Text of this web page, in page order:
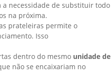
a necessidade de substituir todo
na próxima.
prateleiras permite o
Isso
dentro do mesmo unidade de
não se encaixariam no